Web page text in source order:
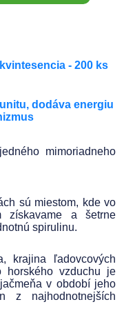
- 200 ks
dodáva energiu
mimoriadneho
sú miestom, kde vo
získavame a šetrne
spirulinu.
krajina ľadovcových
horského vzduchu je
v období jeho
z najhodnotnejších